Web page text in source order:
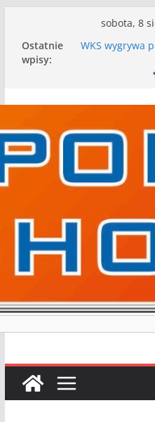
treści
sobota, 8
Ostatnie
wpisy:
WKS wygrywa
I mamy
Mecz o
Nasze
do sezonu.
Kolejne gry
zespołów za